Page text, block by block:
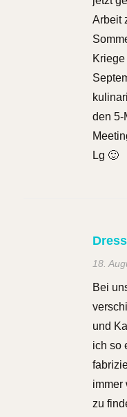
Arbeit
den 5-
Lg 🙂
18.
Bei
und
ich so
immer
zu